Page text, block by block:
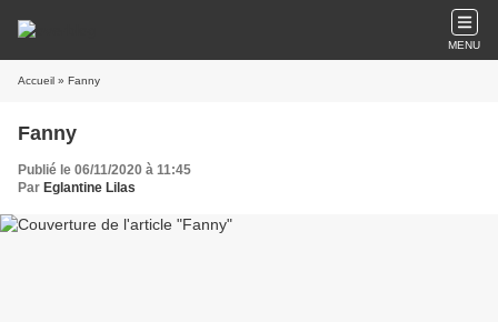
MENU
Accueil » Fanny
Fanny
Publié le 06/11/2020 à 11:45
Par Eglantine Lilas